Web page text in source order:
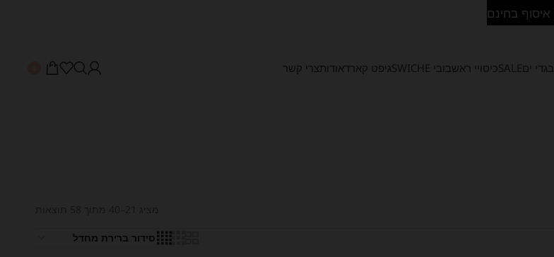
בגדי יםSALEכיסויי ראשבובי SWICHE גיפט קארדאודותצרי קשר